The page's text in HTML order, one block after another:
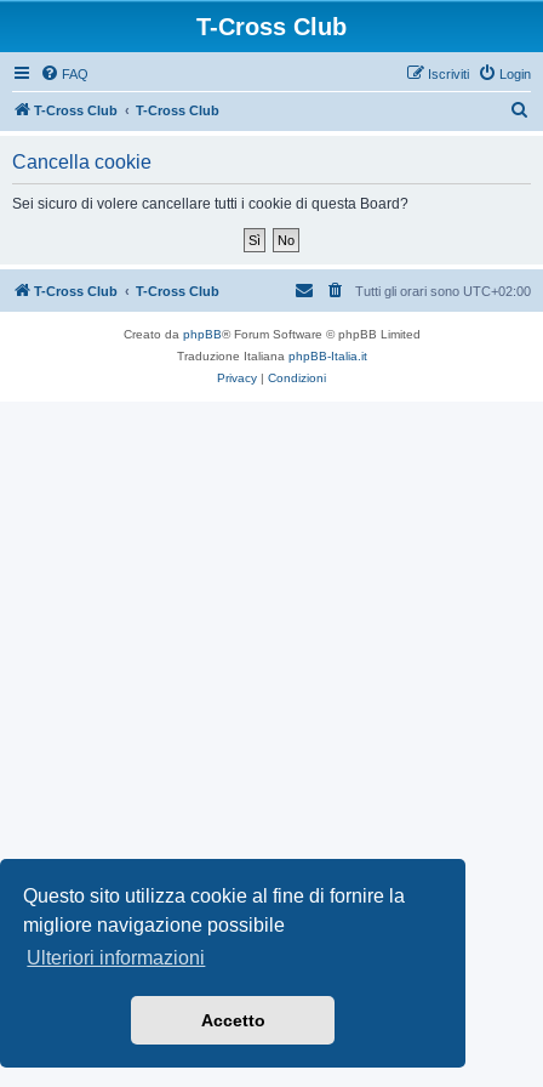
Questo sito utilizza cookie al fine di fornire la
migliore navigazione possibile
Ulteriori informazioni
Accetto
T-Cross Club
FAQ Login
Iscriviti
T-Cross Club T-Cross Club
Cancella cookie
Sei sicuro di volere cancellare tutti i cookie di questa Board?
T-Cross Club T-Cross Club Tutti gli orari sono UTC+02:00
Creato da phpBB® Forum Software © phpBB Limited
Traduzione Italiana phpBB-Italia.it
Privacy | Condizioni